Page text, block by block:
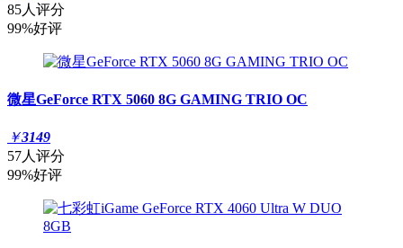
85人评分
99%好评
微星GeForce RTX 5060 8G GAMING TRIO OC
￥3149
57人评分
99%好评